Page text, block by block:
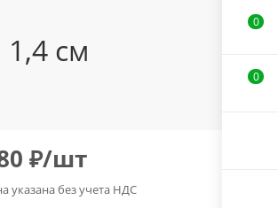
см
₽/шт
указана без учета НДС
0
0